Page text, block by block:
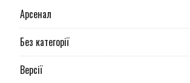
Арсенал
Без категорії
Версії